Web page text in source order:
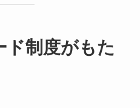
ド制度がもた